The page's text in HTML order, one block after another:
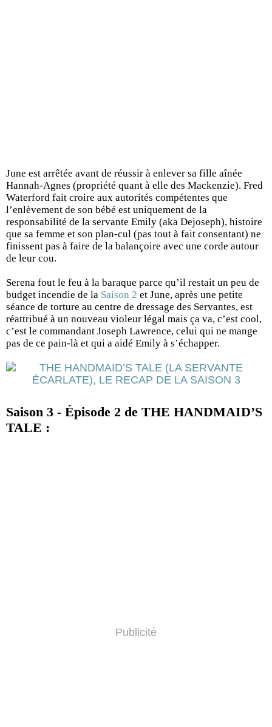
June est arrêtée avant de réussir à enlever sa fille aînée
Hannah-Agnes (propriété quant à elle des Mackenzie). Fred
Waterford fait croire aux autorités compétentes que
l’enlèvement de son bébé est uniquement de la
responsabilité de la servante Emily (aka Dejoseph), histoire
que sa femme et son plan-cul (pas tout à fait consentant) ne
finissent pas à faire de la balançoire avec une corde autour
de leur cou.
Serena fout le feu à la baraque parce qu’il restait un peu de
budget incendie de la Saison 2 et June, après une petite
séance de torture au centre de dressage des Servantes, est
réattribué à un nouveau violeur légal mais ça va, c’est cool,
c’est le commandant Joseph Lawrence, celui qui ne mange
pas de ce pain-là et qui a aidé Emily à s’échapper.
Saison 3 - Épisode 2 de THE HANDMAID’S
TALE :
Publicité